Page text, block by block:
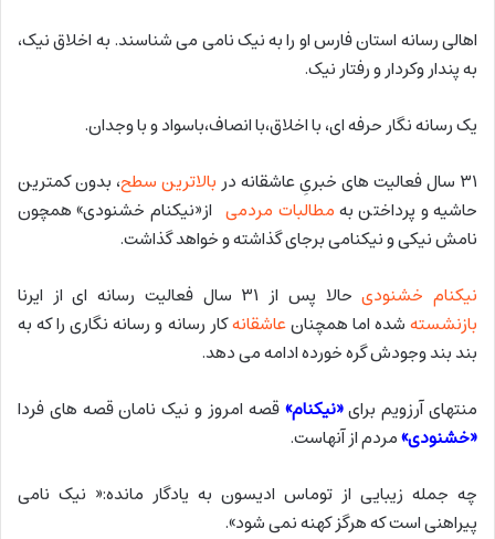
اهالی رسانه استان فارس او را به نیک نامی می شناسند. به اخلاق نیک،
به پندار وکردار و رفتار نیک.
یک رسانه نگار حرفه ای، با اخلاق،با انصاف،باسواد و با وجدان.
٣١ سال فعالیت های خبریِ عاشقانه در
بالاترین سطح، بدون کمترین
حاشیه و پرداختن بهمطالبات مردمیاز«نیکنام خشنودی» همچون
نامش نیکی و نیکنامی برجای گذاشته و خواهد گذاشت.
نیکنام خشنودیحالا پس از ۳۱ سال فعالیت رسانه ای از ایرنا
بازنشستهشده اما همچنانعاشقانهکار رسانه و رسانه نگاری را که به
بند بند وجودش گره خورده ادامه می دهد.
منتهای آرزویم برای«نیکنام»قصه امروز و نیک نامان قصه های فردا
«خشنودی»مردم از آنهاست.
چه جمله زیبایی از توماس ادیسون به یادگار مانده:« نیک نامی
پیراهنی است که هرگز کهنه نمی شود».